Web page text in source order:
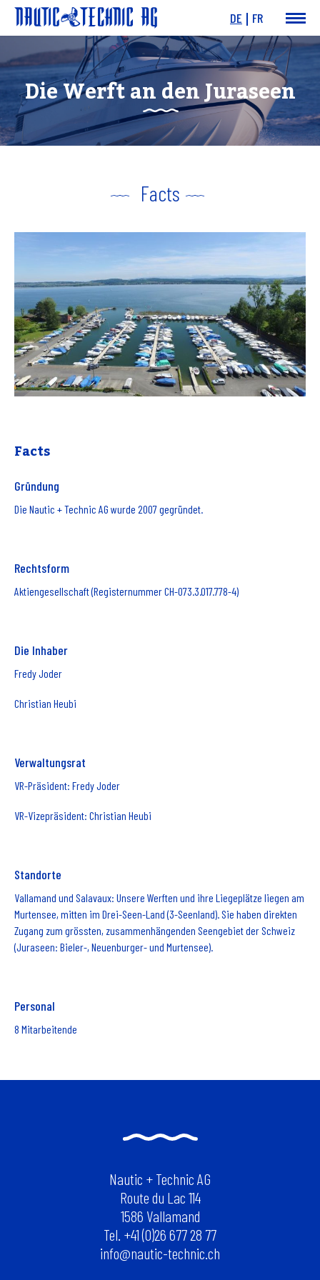
News & Events
Boote
Motoren
Angebote
Dienstleistungen
Werft
Charity
Links
DE FR
Die Werft an den Juraseen
Facts
Facts
Gründung
Die Nautic + Technic AG wurde 2007 gegründet.
Rechtsform
Aktiengesellschaft (Registernummer CH-073.3.017.778-4)
Die Inhaber
Fredy Joder
Christian Heubi
Verwaltungsrat
VR-Präsident: Fredy Joder
VR-Vizepräsident: Christian Heubi
Standorte
Vallamand und Salavaux: Unsere Werften und ihre Liegeplätze liegen am
Murtensee, mitten im Drei-Seen-Land (3-Seenland). Sie haben direkten
Zugang zum grössten, zusammenhängenden Seengebiet der Schweiz
(Juraseen: Bieler-, Neuenburger- und Murtensee).
Personal
8 Mitarbeitende
Nautic + Technic AG
Route du Lac 114
1586 Vallamand
Tel. +41 (0)26 677 28 77
info@nautic-technic.ch